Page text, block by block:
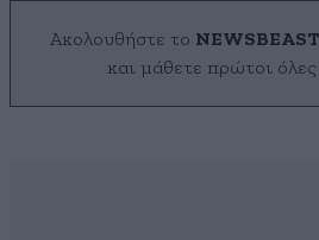
Ακολουθήστε το NEWSBEAST
και μάθετε πρώτοι όλες